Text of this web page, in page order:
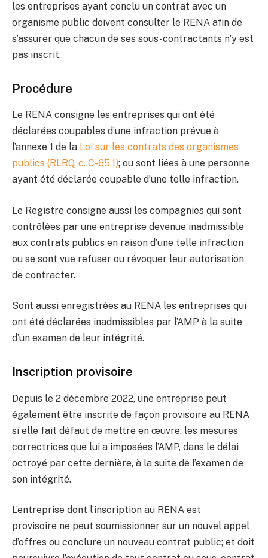
les entreprises ayant conclu un contrat avec un
organisme public doivent consulter le RENA afin de
s’assurer que chacun de ses sous-contractants n’y est
pas inscrit.
Procédure
Le RENA consigne les entreprises qui ont été
déclarées coupables d’une infraction prévue à
l’annexe 1 de la Loi sur les contrats des organismes
publics (RLRQ, c. C-65.1); ou sont liées à une personne
ayant été déclarée coupable d’une telle infraction.
Le Registre consigne aussi les compagnies qui sont
contrôlées par une entreprise devenue inadmissible
aux contrats publics en raison d’une telle infraction
ou se sont vue refuser ou révoquer leur autorisation
de contracter.
Sont aussi enregistrées au RENA les entreprises qui
ont été déclarées inadmissibles par l’AMP à la suite
d’un examen de leur intégrité.
Inscription provisoire
Depuis le 2 décembre 2022, une entreprise peut
également être inscrite de façon provisoire au RENA
si elle fait défaut de mettre en œuvre, les mesures
correctrices que lui a imposées l’AMP, dans le délai
octroyé par cette dernière, à la suite de l’examen de
son intégrité.
L’entreprise dont l’inscription au RENA est
provisoire ne peut soumissionner sur un nouvel appel
d’offres ou conclure un nouveau contrat public; et doit